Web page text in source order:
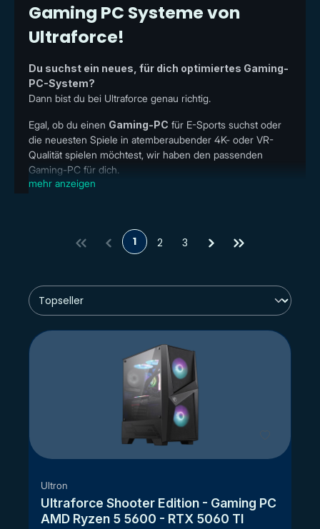
Gaming PC Systeme von
Ultraforce!
Du suchst ein neues, für dich optimiertes Gaming-
PC-System?
Dann bist du bei Ultraforce genau richtig.
Egal, ob du einen Gaming-PC für E-Sports suchst oder
die neuesten Spiele in atemberaubender 4K- oder VR-
Qualität spielen möchtest, wir haben den passenden
Gaming-PC für dich.
Betriebssystem – und Xtreme-PCs für die größten
Herausforderungen. Bei uns findet jeder seinen
Fortgeschrittene, für Freizeit oder Beruf. Solltest du nicht
den passenden PC finden, kannst du dich gerne
telefonisch, oder via Email mit uns in Verbindung setzen.
Gemeinsam werden wir die richtige Lösung für dich
erarbeiten.
Du willst einen guten Gaming-PC günstig kaufen?
Zum Beispiel mit unserer Finanzierung? Dann nutze den
Tag und bestelle dein individuelles Kraftpaket – einen
ULTRAFORCE-Gaming-PC "
Made in Germany
Die Wahl des richtigen High-
Mit einem Gaming-PC von Ultraforce kannst du ganz
einfach ein Upgrade durchführen, um über eine
mehr anzeigen
1 2 3
Ultron
Ultraforce Shooter Edition - Gaming PC
AMD Ryzen 5 5600 - RTX 5060 TI